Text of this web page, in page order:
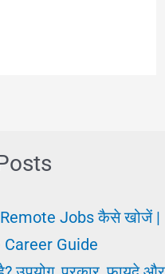
Remote Jobs कैसे खोजें |
Guide